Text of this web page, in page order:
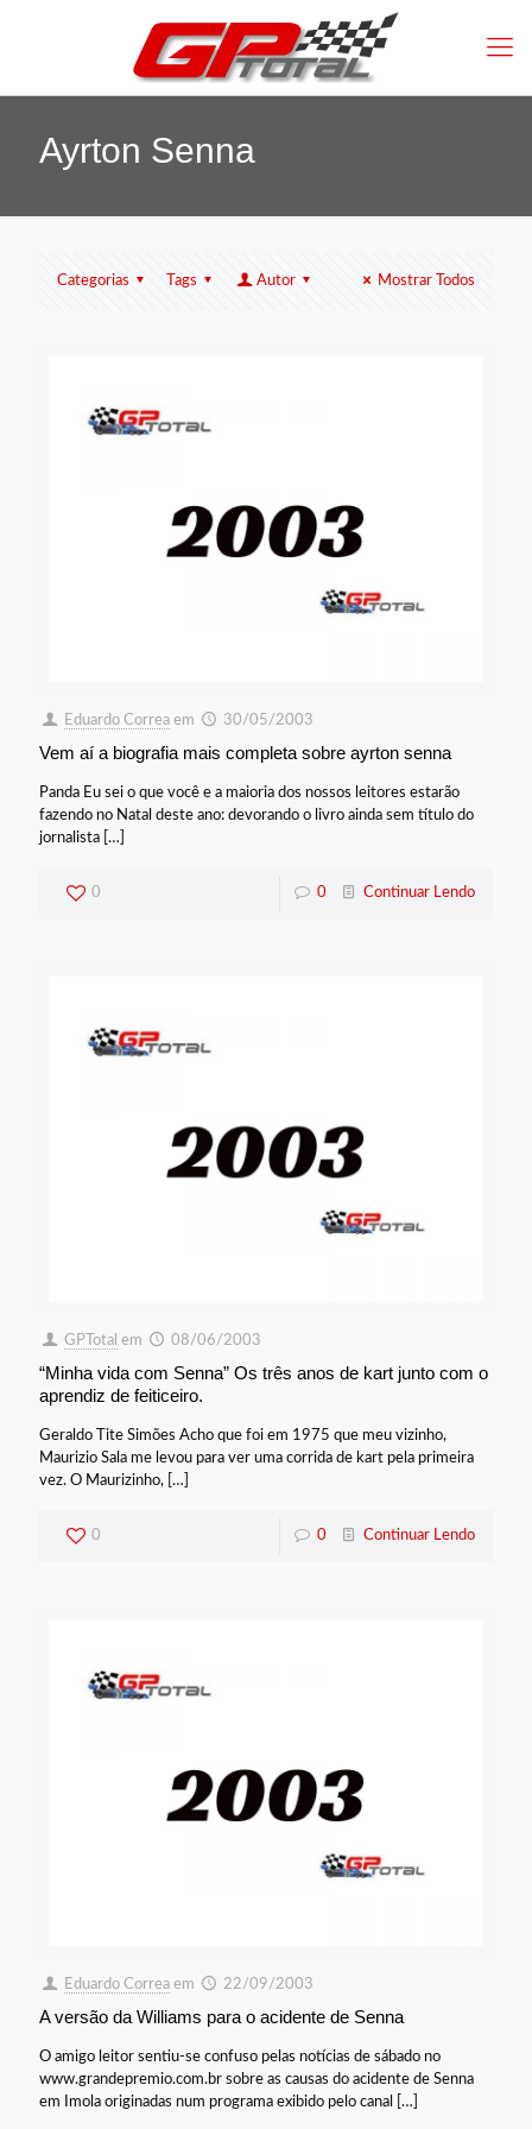
Ayrton Senna
Categorias Tags Autor Mostrar Todos
Eduardo Correa em 30/05/2003
Vem aí a biografia mais completa sobre ayrton senna
Panda Eu sei o que você e a maioria dos nossos leitores estarão
fazendo no Natal deste ano: devorando o livro ainda sem título do
jornalista […]
0 0 Continuar Lendo
GPTotal em 08/06/2003
“Minha vida com Senna” Os três anos de kart junto com o
aprendiz de feiticeiro.
Geraldo Tite Simões Acho que foi em 1975 que meu vizinho,
Maurizio Sala me levou para ver uma corrida de kart pela primeira
vez. O Maurizinho, […]
0 0 Continuar Lendo
Eduardo Correa em 22/09/2003
A versão da Williams para o acidente de Senna
O amigo leitor sentiu-se confuso pelas notícias de sábado no
www.grandepremio.com.br sobre as causas do acidente de Senna
em Imola originadas num programa exibido pelo canal
[…]